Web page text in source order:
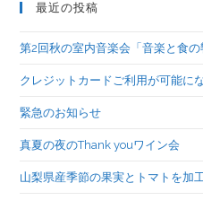
最近の投稿
第2回秋の室内音楽会「音楽と食
クレジットカードご利用が可能に
緊急のお知らせ
真夏の夜のThank youワイン会
山梨県産季節の果実とトマトを加